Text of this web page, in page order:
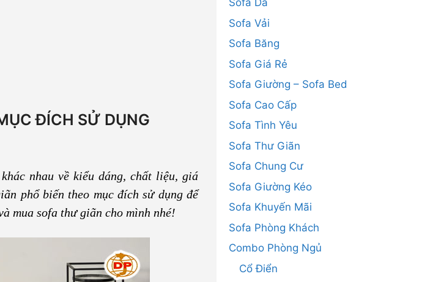
ĐÍCH SỬ DỤNG
nhau về kiểu dáng, chất liệu, giá
phổ biến theo mục đích sử dụng để
mua sofa thư giãn cho mình nhé!
Sofa Da
Sofa Vải
Sofa Băng
Sofa Giá Rẻ
Sofa Giường – Sofa Bed
Sofa Cao Cấp
Sofa Tình Yêu
Sofa Thư Giãn
Sofa Chung Cư
Sofa Giường Kéo
Sofa Khuyến Mãi
Sofa Phòng Khách
Combo Phòng Ngủ
Cổ Điển